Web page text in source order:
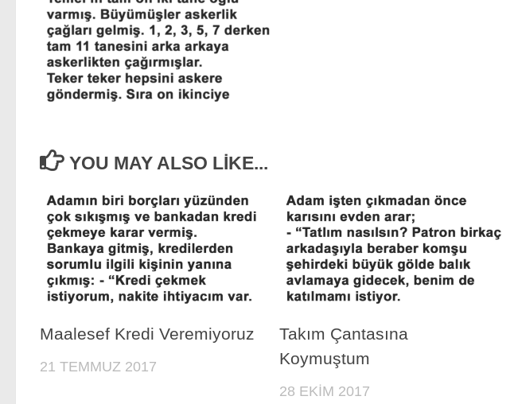
YOU MAY ALSO LIKE...
Maalesef Kredi Veremiyoruz
21 TEMMUZ 2017
Takım Çantasına
Koymuştum
28 EKIM 2017